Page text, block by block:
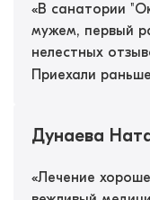
«В санатории
мужем, первый
нелестных
Приехали
Дунаева
«Лечение